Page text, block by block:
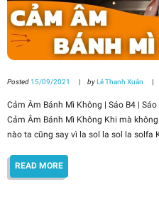
Posted 15/09/2021 byLê Thanh Xuân
Cảm Âm Bánh Mì Không | Sáo B4 |
Cảm Âm Bánh Mì Không Khi mà
nào ta cũng say vì la sol la sol la solfa
READ MORE